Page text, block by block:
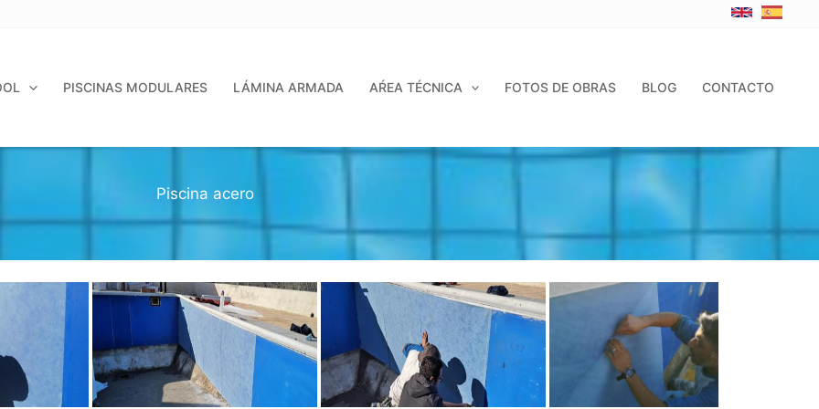
PISCINAS MODULARES LÁMINA ARMADA AŔEA TÉCNICA FOTOS DE OBRAS BLOG CONTACTO
Piscina acero